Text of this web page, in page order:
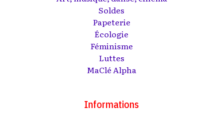
Soldes
Papeterie
Écologie
Féminisme
Luttes
MaClé Alpha
Informations